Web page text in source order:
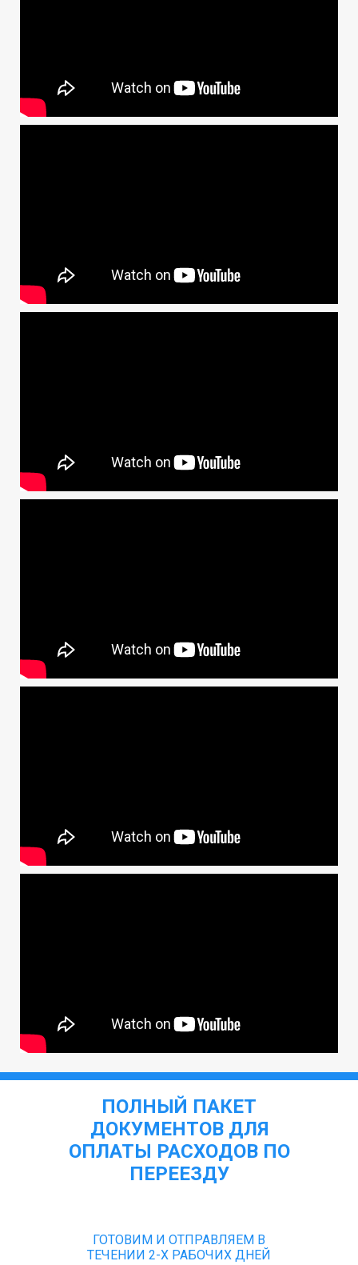
ПОЛНЫЙ ПАКЕТ
ДОКУМЕНТОВ ДЛЯ
ОПЛАТЫ РАСХОДОВ ПО
ПЕРЕЕЗДУ
ГОТОВИМ И ОТПРАВЛЯЕМ В
ТЕЧЕНИИ 2-Х РАБОЧИХ ДНЕЙ